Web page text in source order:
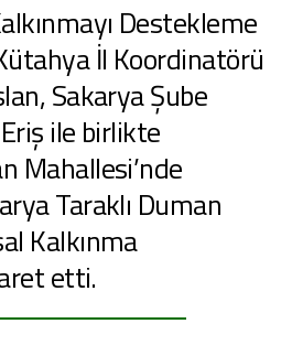
Destekleme
İl Koordinatörü
Sakarya Şube
ile birlikte
Mahallesi’nde
Taraklı Duman
Kalkınma
etti.